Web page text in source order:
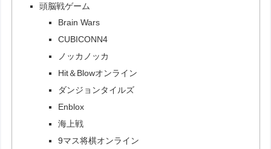
頭脳戦ゲーム
Brain Wars
CUBICONN4
ノッカノッカ
Hit＆Blowオンライン
ダンジョンタイルズ
Enblox
海上戦
9マス将棋オンライン